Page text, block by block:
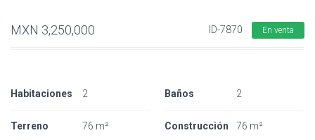
MXN 3,250,000 ID-7870 En venta
Habitaciones 2 Baños 2
Terreno 76 m² Construcción 76 m²